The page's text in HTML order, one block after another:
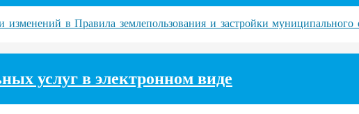
в Правила землепользования и застройки муниципального
услуг в электронном виде